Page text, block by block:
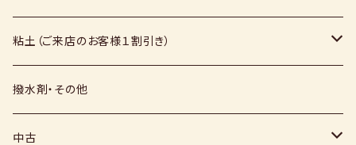
絵具
上絵具
下絵具
その他
福島釉薬
長石
硅石
その他（土・泥等）
上野焼
薪窯（高鶴淳一先生）
堀田窯
小石原焼
鶴見窯
高取焼
粘土（ご来店のお客様１割引き）
信楽白土
信楽赤土
撥水剤・その他
中古